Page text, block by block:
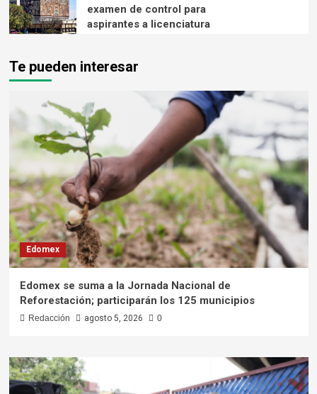
examen de control para
aspirantes a licenciatura
Te pueden interesar
Edomex
Edomex se suma a la Jornada Nacional de
Reforestación; participarán los 125 municipios
Redacción agosto 5, 2026 0